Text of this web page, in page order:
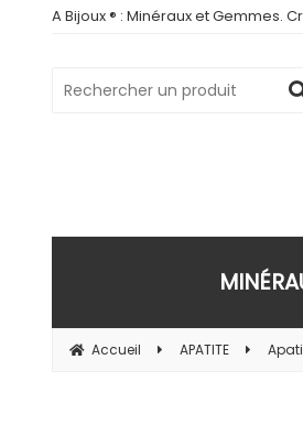
A Bijoux ® : Minéraux et Gemmes.
Accueil APATITE